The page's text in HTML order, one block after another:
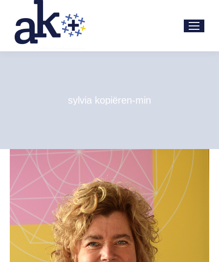
sylvia kopiëren-min